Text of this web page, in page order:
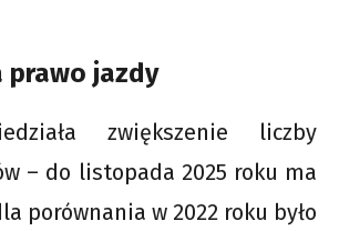
prawo jazdy
zwiększenie liczby
– do listopada 2025 roku ma
porównania w 2022 roku było